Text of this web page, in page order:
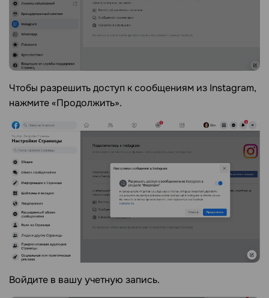
Чтобы разрешить доступ к сообщениям из Instagram,
нажмите «Продолжить».
Войдите в вашу учетную запись.